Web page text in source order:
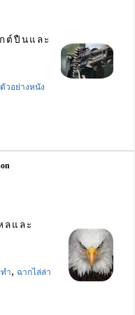
ต์ปืนและ
ตัวอย่างหนัง
ลและ
ำ, ฉากไล่ล่า